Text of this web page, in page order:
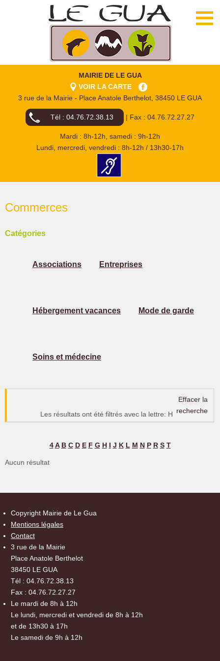
MAIRIE DE LE GUA
VOIR LA CARTE
3 rue de la Mairie - Place Anatole Berthelot, 38450 LE GUA
Tél : 04.76.72.38.13 | Fax : 04.76.72.27.27
Mardi : 8h-12h, samedi : 9h-12h
Lundi, mercredi, vendredi : 8h-12h / 13h30-17h
Commerces
Catégories
Associations Entreprises
Hébergement vacances Mode de garde
Soins et médecine
Les résultats ont été filtrés avec la lettre: H
Effacer la
recherche
4 A B C D E F G H I J K L M N P R S T
Aucun résultat
Copyright Mairie de Le Gua
Mentions légales
Contact
3 rue de la Mairie
Place Anatole Berthelot
38450 LE GUA
Tél : 04.76.72.38.13
Fax : 04.76.72.27.27
Le mardi de 8h à 12h
Le lundi, mercredi et vendredi de 8h à 12h
et de 13h30 à 17h
Le samedi de 9h à 12h